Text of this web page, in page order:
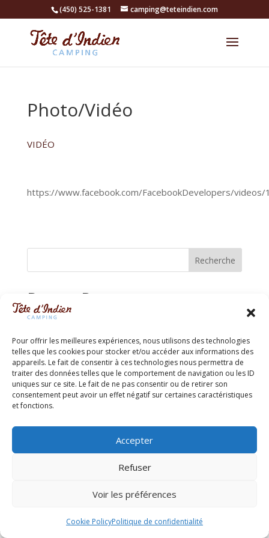
Pour offrir les meilleures expériences, nous utilisons des technologies
telles que les cookies pour stocker et/ou accéder aux informations des
appareils. Le fait de consentir à ces technologies nous permettra de
traiter des données telles que le comportement de navigation ou les ID
uniques sur ce site. Le fait de ne pas consentir ou de retirer son
consentement peut avoir un effet négatif sur certaines caractéristiques
et fonctions.
Accepter
Refuser
Voir les préférences
Cookie PolicyPolitique de confidentialité
(450) 525-1381 camping@teteindien.com
Photo/Vidéo
VIDÉO
https://www.facebook.com/FacebookDevelopers/
Recherche
Recent Posts
Reseaux sociaux
Hello world!
Recent Comments
Aucun commentaire à afficher.
Politique de confidentialité
Conditions Générales
Cookie Policy (CA)
© 2022 Camping Tête d'Indien - Tous droits réservés